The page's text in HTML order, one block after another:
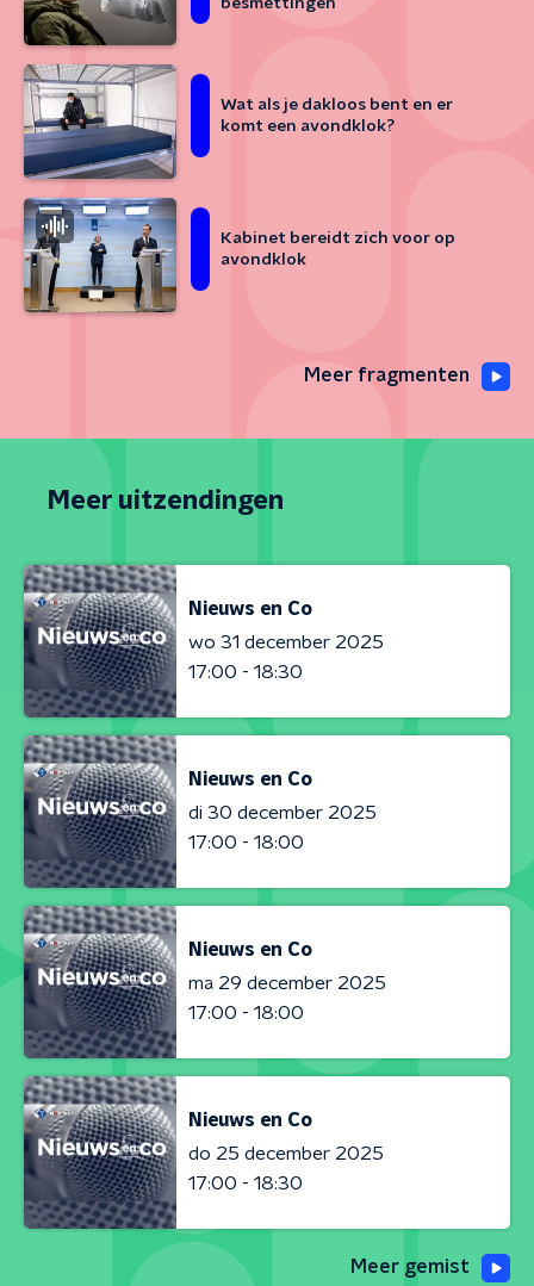
besmettingen
Wat als je dakloos bent en er
komt een avondklok?
Kabinet bereidt zich voor op
avondklok
Meer fragmenten
Meer uitzendingen
Nieuws en Co
wo 31 december 2025
17:00 - 18:30
Nieuws en Co
di 30 december 2025
17:00 - 18:00
Nieuws en Co
ma 29 december 2025
17:00 - 18:00
Nieuws en Co
do 25 december 2025
17:00 - 18:30
Meer gemist